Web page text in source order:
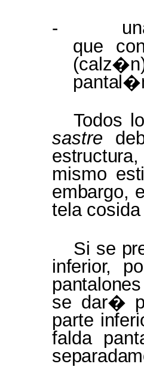
-
que
Todos
sastre
estructura,
mismo
embargo,
tela cosida
Si se
inferior,
se dar�
parte
falda